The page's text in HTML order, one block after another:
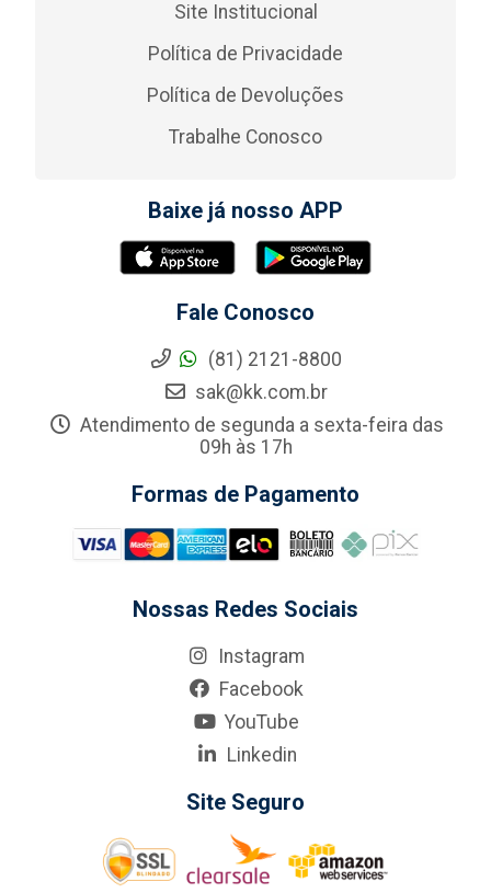
Site Institucional
Política de Privacidade
Política de Devoluções
Trabalhe Conosco
Baixe já nosso APP
Fale Conosco
(81) 2121-8800
sak@kk.com.br
Atendimento de segunda a sexta-feira das
09h às 17h
Formas de Pagamento
Nossas Redes Sociais
Instagram
Facebook
YouTube
Linkedin
Site Seguro